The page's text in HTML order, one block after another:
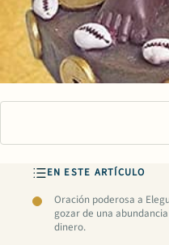
EN ESTE ARTÍCULO
Oración poderosa a
gozar de una
dinero.